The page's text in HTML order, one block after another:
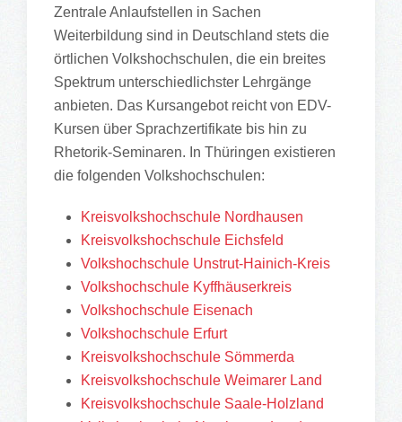
Zentrale Anlaufstellen in Sachen
Weiterbildung sind in Deutschland stets die
örtlichen Volkshochschulen, die ein breites
Spektrum unterschiedlichster Lehrgänge
anbieten. Das Kursangebot reicht von EDV-
Kursen über Sprachzertifikate bis hin zu
Rhetorik-Seminaren. In Thüringen existieren
die folgenden Volkshochschulen:
Kreisvolkshochschule Nordhausen
Kreisvolkshochschule Eichsfeld
Volkshochschule Unstrut-Hainich-Kreis
Volkshochschule Kyffhäuserkreis
Volkshochschule Eisenach
Volkshochschule Erfurt
Kreisvolkshochschule Sömmerda
Kreisvolkshochschule Weimarer Land
Kreisvolkshochschule Saale-Holzland